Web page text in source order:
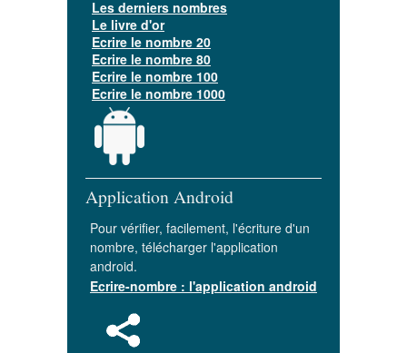
Les derniers nombres
Le livre d'or
Ecrire le nombre 20
Ecrire le nombre 80
Ecrire le nombre 100
Ecrire le nombre 1000
Application Android
Pour vérifier, facilement, l'écriture d'un
nombre, télécharger l'application
android.
Ecrire-nombre : l'application android